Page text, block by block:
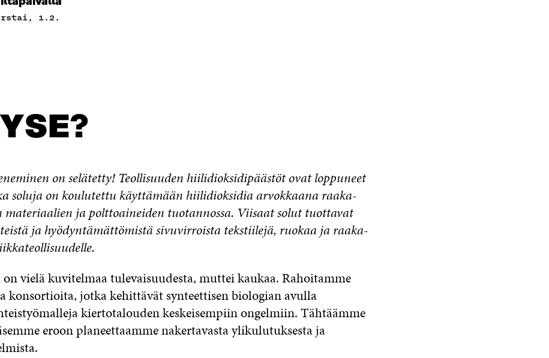
1.2.
on selätetty! Teollisuuden hiilidioksidipäästöt ovat loppuneet
soluja on koulutettu käyttämään hiilidioksidia arvokkaana raaka-
materiaalien ja polttoaineiden tuotannossa. Viisaat solut tuottavat
ja hyödyntämättömistä sivuvirroista tekstiilejä, ruokaa ja raaka-
vielä kuvitelmaa tulevaisuudesta, muttei kaukaa. Rahoitamme
konsortioita, jotka kehittävät synteettisen biologian avulla
kiertotalouden keskeisempiin ongelmiin. Tähtäämme
eroon planeettaamme nakertavasta ylikulutuksesta ja